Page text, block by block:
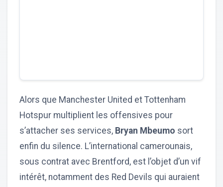
Alors que Manchester United et Tottenham
Hotspur multiplient les offensives pour
s’attacher ses services, Bryan Mbeumo sort
enfin du silence. L’international camerounais,
sous contrat avec Brentford, est l’objet d’un vif
intérêt, notamment des Red Devils qui auraient